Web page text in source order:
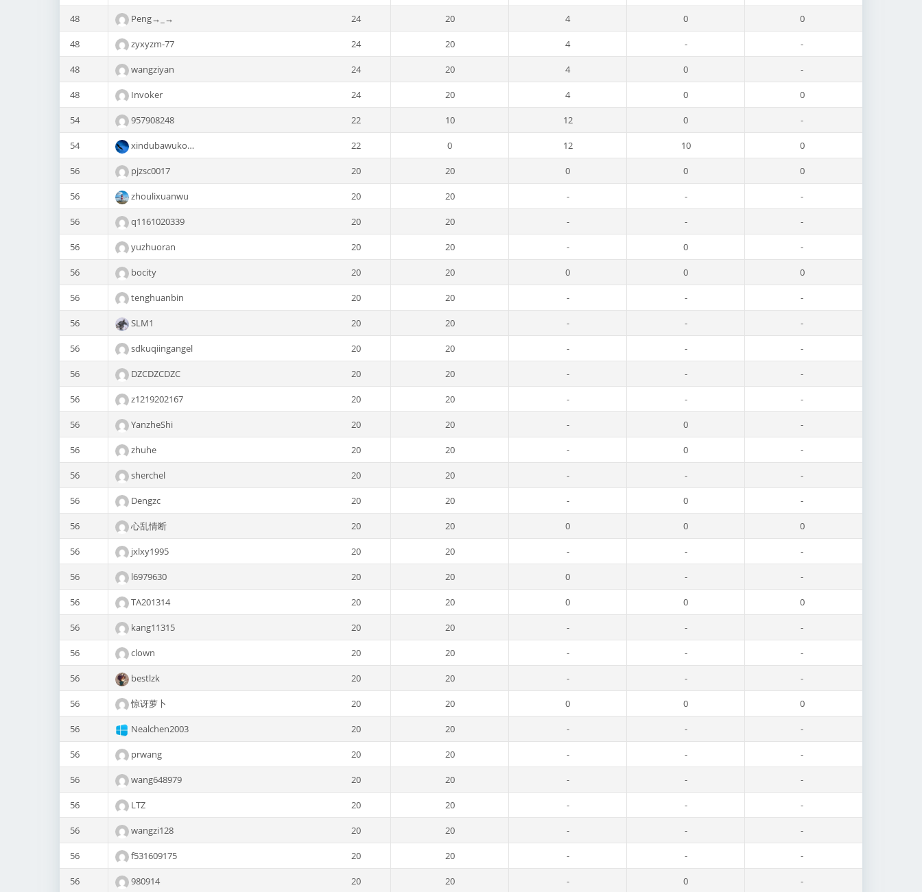
48 Peng→_→ 24 20 4 0 0
48 zyxyzm-77 24 20 4 - -
48 wangziyan 24 20 4 0 -
48 Invoker 24 20 4 0 0
54 957908248 22 10 12 0 -
54 xindubawukong 22 0 12 10 0
56 pjzsc0017 20 20 0 0 0
56 zhoulixuanwu 20 20 - - -
56 q1161020339 20 20 - - -
56 yuzhuoran 20 20 - 0 -
56 bocity 20 20 0 0 0
56 tenghuanbin 20 20 - - -
56 SLM1 20 20 - - -
56 sdkuqiingangel 20 20 - - -
56 DZCDZCDZC 20 20 - - -
56 z1219202167 20 20 - - -
56 YanzheShi 20 20 - 0 -
56 zhuhe 20 20 - 0 -
56 sherchel 20 20 - - -
56 Dengzc 20 20 - 0 -
56 心乱情断 20 20 0 0 0
56 jxlxy1995 20 20 - - -
56 l6979630 20 20 0 - -
56 TA201314 20 20 0 0 0
56 kang11315 20 20 - - -
56 clown 20 20 - - -
56 bestlzk 20 20 - - -
56 惊讶萝卜 20 20 0 0 0
56 Nealchen2003 20 20 - - -
56 prwang 20 20 - - -
56 wang648979 20 20 - - -
56 LTZ 20 20 - - -
56 wangzi128 20 20 - - -
56 f531609175 20 20 - - -
56 980914 20 20 - 0 -